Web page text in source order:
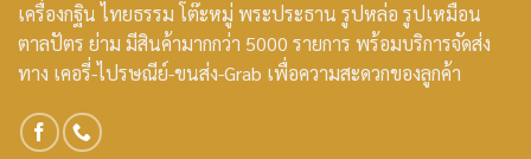
เครื่องกฐิน ไทยธรรม โต๊ะหมู่ พระประธาน รูปหล่อ รูปเหมือน
ตาลปัตร ย่าม มีสินค้ามากกว่า 5000 รายการ พร้อมบริการจัดส่ง
ทาง เคอรี่-ไปรษณีย์-ขนส่ง-Grab เพื่อความสะดวกของลูกค้า